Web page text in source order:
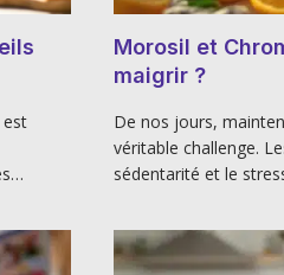
est
Morosil et
maigrir ?
De nos jours,
véritable challenge.
sédentarité et le